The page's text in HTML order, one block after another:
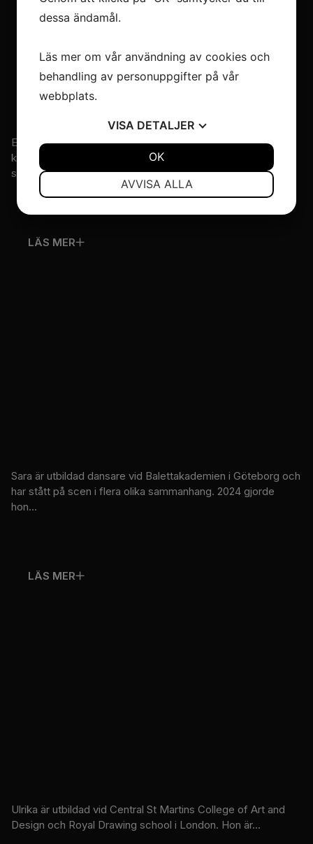
Efter sin utbildning på Stenebyskolan har Fredrika gjort
kostym till ett femtiotal uppsättningar. I år så blir det hennes
sextonde...
LÄS MER
Sara är utbildad dansare vid Balettakademien i Göteborg och
har stått på scen i flera olika sammanhang. 2024 gjorde
hon...
LÄS MER
Ulrika är utbildad vid Central St Martins College of Art and
Design och Royal Drawing school i London. Hon är...
dessa ändamål.
Läs mer om vår användning av cookies och
behandling av personuppgifter på vår
webbplats.
VISA DETALJER
AVVISA ALLA
OK